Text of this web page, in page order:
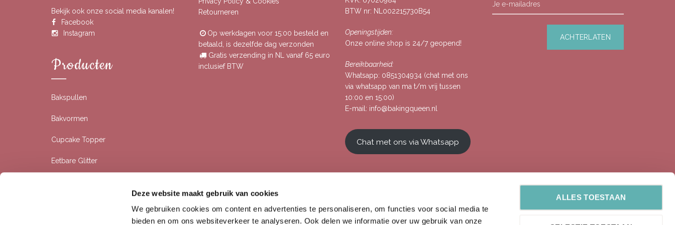
Deze website maakt gebruik van cookies
We gebruiken cookies om content en advertenties te personaliseren, om functies voor social media te
bieden en om ons websiteverkeer te analyseren. Ook delen we informatie over uw gebruik van onze
ALLES TOESTAAN
Bekijk ook onze social media kanalen!
Facebook
Instagram
Producten
Bakspullen
Bakvormen
Cupcake Topper
Eetbare Glitter
Retourneren
Op werkdagen voor 15:00 besteld en
betaald, is dezelfde dag verzonden
Gratis verzending in NL vanaf 65 euro
inclusief BTW
BTW nr: NL002215730B54
Openingstijden:
Onze online shop is 24/7 geopend!
Bereikbaarheid:
Whatsapp: 0851304934 (chat met ons
via whatsapp van ma t/m vrij tussen
10:00 en 15:00)
E-mail: info@bakingqueen.nl
Chat met ons via Whatsapp